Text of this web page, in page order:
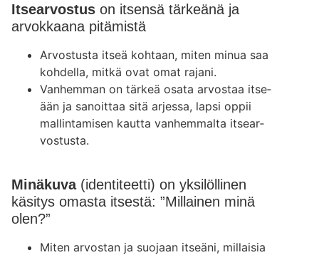
Itsearvostus on itsensä tärkeänä ja
arvokkaana pitämistä
Arvos­tus­ta itseä koh­taan, miten minua saa
koh­del­la, mit­kä ovat omat raja­ni.
Van­hem­man on tär­keä osa­ta arvos­taa itse­
ään ja sanoit­taa sitä arjes­sa, lap­si oppii
mal­lin­ta­mi­sen kaut­ta van­hem­mal­ta itsear­
vos­tus­ta.
Minäkuva(identiteetti) on yksilöllinen
käsitys omasta itsestä: ”Millainen minä
olen?”
Miten arvos­tan ja suo­jaan itseä­ni, mil­lai­sia